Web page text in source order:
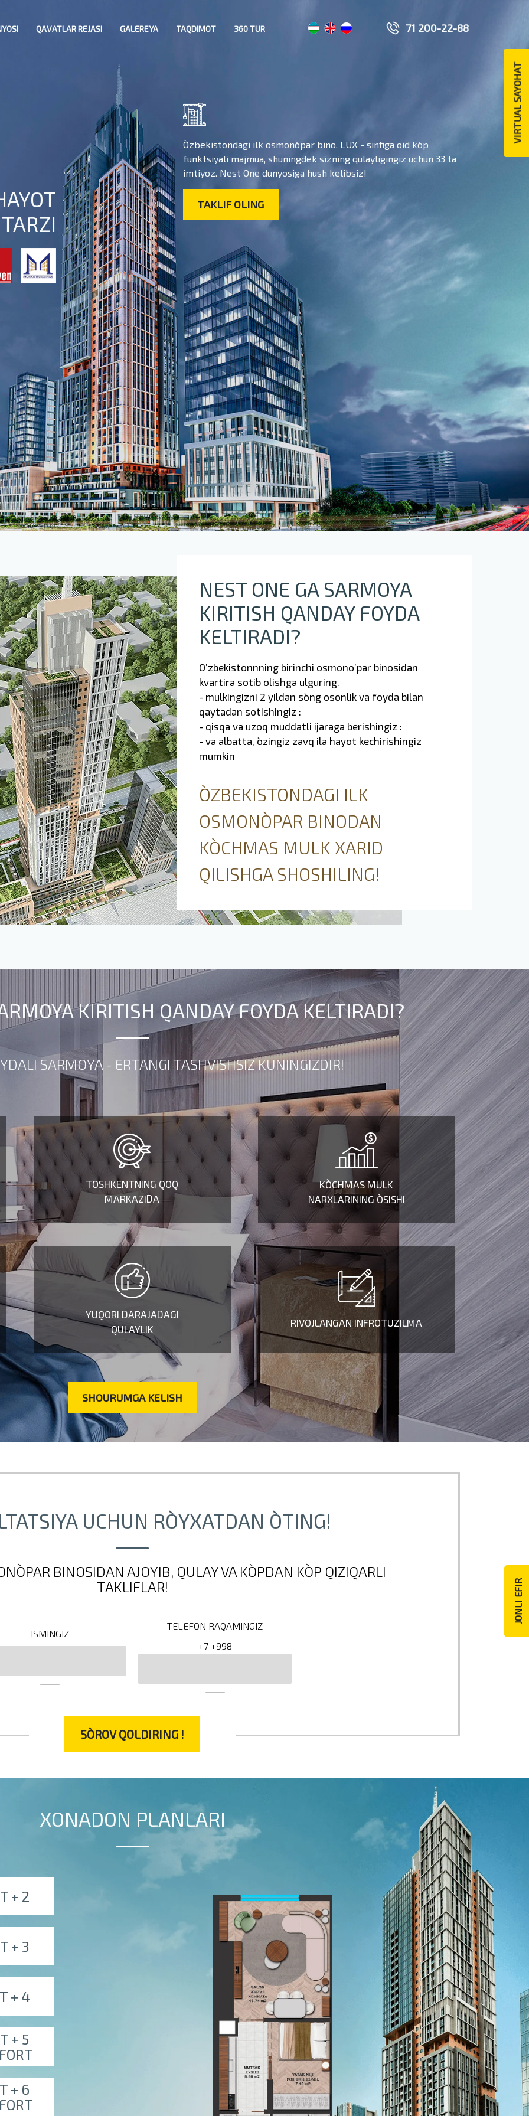
QAVATLAR REJASI GALEREYA TAQDIMOT 360 TUR 71 200-22-88
TARZI
O`zbekistondagi ilk osmono`par bino. LUX - sinfiga oid ko`p
funktsiyali majmua, shuningdek sizning qulayligingiz uchun 33 ta
imtiyoz. Nest One dunyosiga hush kelibsiz!
TAKLIF OLING
NEST ONE GA SARMOYA
KIRITISH QANDAY FOYDA
KELTIRADI?
O’zbekistonnning birinchi osmono’par binosidan
kvartira sotib olishga ulguring.
- mulkingizni 2 yildan so`ng osonlik va foyda bilan
qaytadan sotishingiz :
- qisqa va uzoq muddatli ijaraga berishingiz :
- va albatta, o`zingiz zavq ila hayot kechirishingiz
mumkin
O`ZBEKISTONDAGI ILK
OSMONO`PAR BINODAN
KO`CHMAS MULK XARID
QILISHGA SHOSHILING!
KIRITISH QANDAY FOYDA KELTIRADI?
SARMOYA - ERTANGI TASHVISHSIZ KUNINGIZDIR!
TOSHKENTNING QOQ
MARKAZIDA
Salobatli uyg’un arxitektura va
betakror shaklga ega fasad,
Toshkentning qoq markazida.
KO`CHMAS MULK
NARXLARINING O`SISHI
Kelajakka investitisiya qiling.
Ko’chmas mulkka kiritilgan
sarmoya mablag’ingizni
oshirishning eng yaxshi yo’li.
YUQORI DARAJADAGI
QULAYLIK
Nest One bo'lajak
istiqomatchilarini yuqori
darajali va takrorlanmas
qulaylik bilan taminlaydi.
RIVOJLANGAN INFROTUZILMA
Infratuzilmaning barcha kerakli
obyektlari shundoq
yonginangizda. Do’konlar,
restoranlar, SPA va sport
markazlari. Har tomonlama
qulaylik - bizning majmuaning
asosiy printsipi.
SHOURUMGA KELISH
UCHUN RO`YXATDAN O`TING!
BINOSIDAN AJOYIB, QULAY VA KO`PDAN KO`P QIZIQARLI
TAKLIFLAR!
ISMINGIZ
TELEFON RAQAMINGIZ
+7 +998
SO`ROV QOLDIRING !
ХОNADON PLANLARI
+ 2
+ 3
+ 4
+ 5
+ 6
VIRTUAL SAYOHAT
JONLI EFIR